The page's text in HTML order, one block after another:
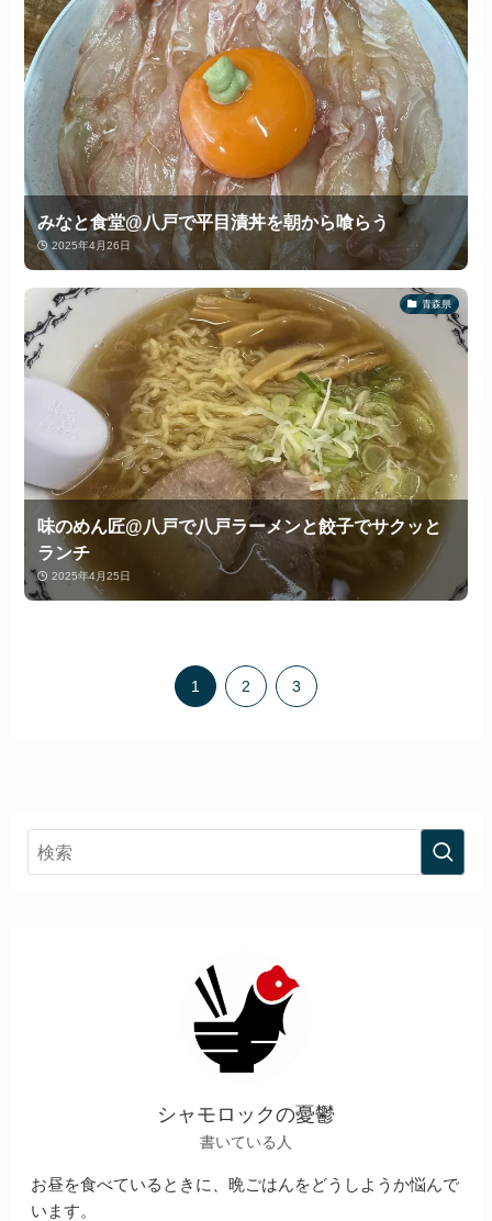
みなと食堂@八戸で平目漬丼を朝から喰らう
2025年4月26日
青森県
味のめん匠@八戸で八戸ラーメンと餃子でサクッと
ランチ
2025年4月25日
1 2 3
シャモロックの憂鬱
書いている人
お昼を食べているときに、晩ごはんをどうしようか悩んで
います。